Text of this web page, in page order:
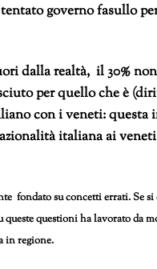
governo fasullo
dalla realtà, il 30%
per quello che è
con i veneti: questa
italiana ai
fondato su concetti errati. Se si
questioni ha lavorato da
in regione.